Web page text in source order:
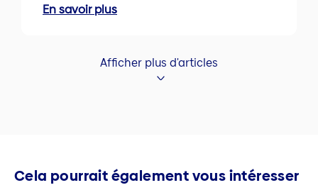
En savoir plus
Afficher plus d'articles
Cela pourrait également vous intéresser